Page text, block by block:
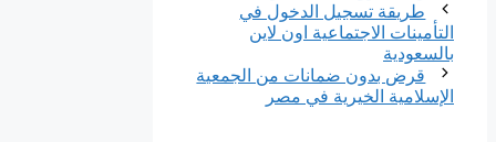
طريقة تسجيل الدخول في
التأمينات الاجتماعية اون لاين
بالسعودية
قرض بدون ضمانات من الجمعية
الإسلامية الخيرية في مصر